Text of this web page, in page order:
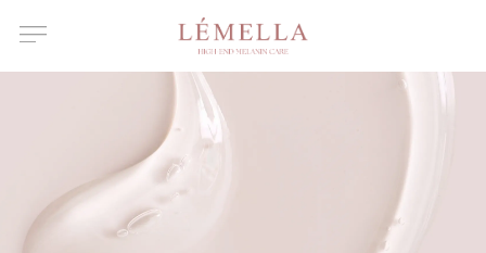
About Us
ルメラについて
Introductory
course
ルメラ導入講習について
Certified